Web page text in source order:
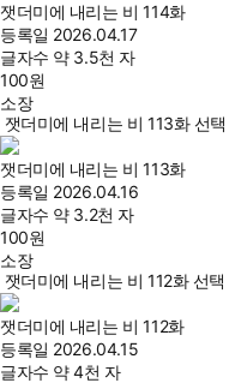
잿더미에 내리는 비 114화
등록일 2026.04.17
글자수 약 3.5천 자
100원
소장
잿더미에 내리는 비 113화 선택
잿더미에 내리는 비 113화
등록일 2026.04.16
글자수 약 3.2천 자
100원
소장
잿더미에 내리는 비 112화 선택
잿더미에 내리는 비 112화
등록일 2026.04.15
글자수 약 4천 자